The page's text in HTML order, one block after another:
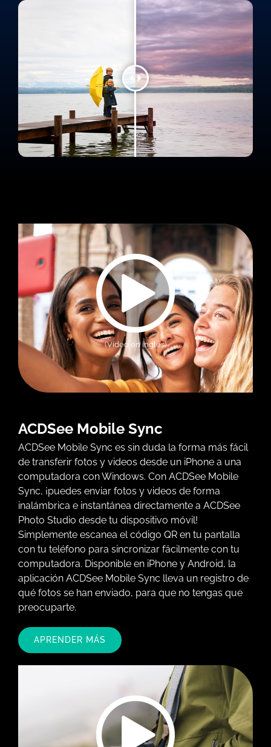
(Vídeo en inglés)
ACDSee Mobile Sync
ACDSee Mobile Sync es sin duda la forma más fácil
de transferir fotos y videos desde un iPhone a una
computadora con Windows. Con ACDSee Mobile
Sync, ¡puedes enviar fotos y videos de forma
inalámbrica e instantánea directamente a ACDSee
Photo Studio desde tu dispositivo móvil!
Simplemente escanea el código QR en tu pantalla
con tu teléfono para sincronizar fácilmente con tu
computadora. Disponible en iPhone y Android, la
aplicación ACDSee Mobile Sync lleva un registro de
qué fotos se han enviado, para que no tengas que
preocuparte.
APRENDER MÁS